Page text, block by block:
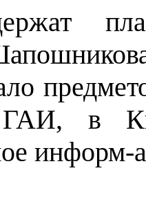
ГАИ, в
информ-